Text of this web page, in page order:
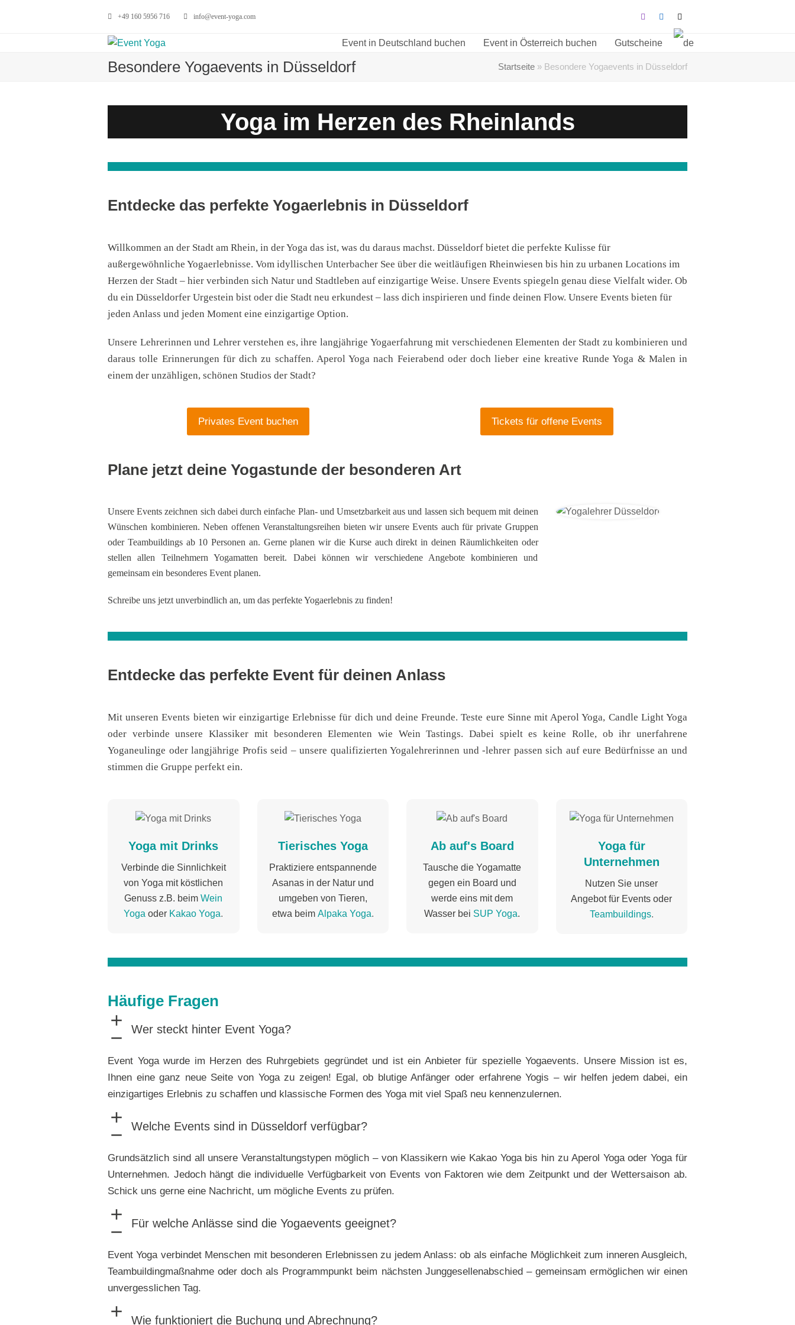
+49 160 5956 716 info@event-yoga.com Instagram
LinkedIn
Event in Deutschland buchen Event in Österreich buchen Gutscheine
Besondere Yogaevents in Düsseldorf Startseite » Besondere Yogaevents in Düsseldorf
Yoga im Herzen des Rheinlands
Entdecke das perfekte Yogaerlebnis in Düsseldorf
Willkommen an der Stadt am Rhein, in der Yoga das ist, was du daraus machst. Düsseldorf bietet die perfekte Kulisse für
außergewöhnliche Yogaerlebnisse. Vom idyllischen Unterbacher See über die weitläufigen Rheinwiesen bis hin zu urbanen Locations im
Herzen der Stadt – hier verbinden sich Natur und Stadtleben auf einzigartige Weise. Unsere Events spiegeln genau diese Vielfalt wider. Ob
du ein Düsseldorfer Urgestein bist oder die Stadt neu erkundest – lass dich inspirieren und finde deinen Flow. Unsere Events bieten für
jeden Anlass und jeden Moment eine einzigartige Option.
Unsere Lehrerinnen und Lehrer verstehen es, ihre langjährige Yogaerfahrung mit verschiedenen Elementen der Stadt zu kombinieren und
daraus tolle Erinnerungen für dich zu schaffen. Aperol Yoga nach Feierabend oder doch lieber eine kreative Runde Yoga & Malen in
einem der unzähligen, schönen Studios der Stadt?
Privates Event buchen Tickets für offene Events
Plane jetzt deine Yogastunde der besonderen Art
Unsere Events zeichnen sich dabei durch einfache Plan- und Umsetzbarkeit aus und lassen sich bequem mit deinen
Wünschen kombinieren. Neben offenen Veranstaltungsreihen bieten wir unsere Events auch für private Gruppen
oder Teambuildings ab 10 Personen an. Gerne planen wir die Kurse auch direkt in deinen Räumlichkeiten oder
stellen allen Teilnehmern Yogamatten bereit. Dabei können wir verschiedene Angebote kombinieren und
gemeinsam ein besonderes Event planen.
Schreibe uns jetzt unverbindlich an, um das perfekte Yogaerlebnis zu finden!
Entdecke das perfekte Event für deinen Anlass
Mit unseren Events bieten wir einzigartige Erlebnisse für dich und deine Freunde. Teste eure Sinne mit Aperol Yoga, Candle Light Yoga
oder verbinde unsere Klassiker mit besonderen Elementen wie Wein Tastings. Dabei spielt es keine Rolle, ob ihr unerfahrene
Yoganeulinge oder langjährige Profis seid – unsere qualifizierten Yogalehrerinnen und -lehrer passen sich auf eure Bedürfnisse an und
stimmen die Gruppe perfekt ein.
Yoga mit Drinks
Verbinde die Sinnlichkeit
von Yoga mit köstlichen
Genuss z.B. beim Wein
Yogaoder Kakao Yoga.
Tierisches Yoga
Praktiziere entspannende
Asanas in der Natur und
umgeben von Tieren,
etwa beim Alpaka Yoga.
Ab auf's Board
Tausche die Yogamatte
gegen ein Board und
werde eins mit dem
Wasser bei SUP Yoga.
Yoga für
Unternehmen
Nutzen Sie unser
Angebot für Events oder
Teambuildings.
Häufige Fragen
Wer steckt hinter Event Yoga?
Event Yoga wurde im Herzen des Ruhrgebiets gegründet und ist ein Anbieter für spezielle Yogaevents. Unsere Mission ist es,
Ihnen eine ganz neue Seite von Yoga zu zeigen! Egal, ob blutige Anfänger oder erfahrene Yogis – wir helfen jedem dabei, ein
einzigartiges Erlebnis zu schaffen und klassische Formen des Yoga mit viel Spaß neu kennenzulernen.
Welche Events sind in Düsseldorf verfügbar?
Grundsätzlich sind all unsere Veranstaltungstypen möglich – von Klassikern wie Kakao Yoga bis hin zu Aperol Yoga oder Yoga für
Unternehmen. Jedoch hängt die individuelle Verfügbarkeit von Events von Faktoren wie dem Zeitpunkt und der Wettersaison ab.
Schick uns gerne eine Nachricht, um mögliche Events zu prüfen.
Für welche Anlässe sind die Yogaevents geeignet?
Event Yoga verbindet Menschen mit besonderen Erlebnissen zu jedem Anlass: ob als einfache Möglichkeit zum inneren Ausgleich,
Teambuildingmaßnahme oder doch als Programmpunkt beim nächsten Junggesellenabschied – gemeinsam ermöglichen wir einen
unvergesslichen Tag.
Wie funktioniert die Buchung und Abrechnung?